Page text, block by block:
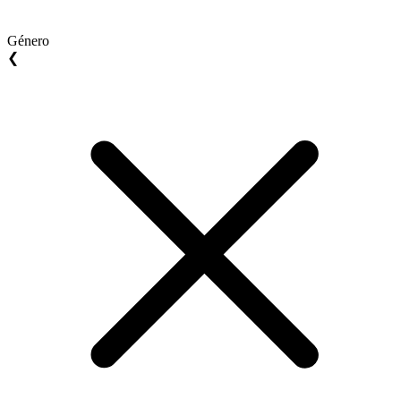
Género
❮